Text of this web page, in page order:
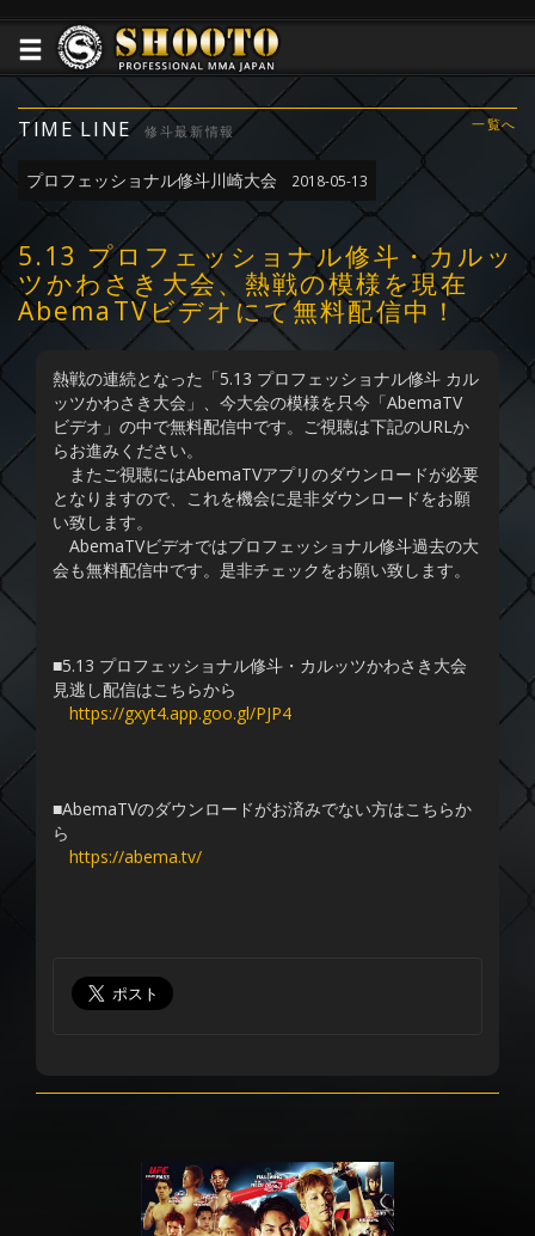
TIME LINE 修斗最新情報 一覧へ
プロフェッショナル修斗川崎大会 2018-05-13
5.13 プロフェッショナル修斗・カルッ
ツかわさき大会、熱戦の模様を現在
AbemaTVビデオにて無料配信中！
熱戦の連続となった「5.13 プロフェッショナル修斗 カル
ッツかわさき大会」、今大会の模様を只今「AbemaTV
ビデオ」の中で無料配信中です。ご視聴は下記のURLか
らお進みください。
またご視聴にはAbemaTVアプリのダウンロードが必要
となりますので、これを機会に是非ダウンロードをお願
い致します。
AbemaTVビデオではプロフェッショナル修斗過去の大
会も無料配信中です。是非チェックをお願い致します。
■5.13 プロフェッショナル修斗・カルッツかわさき大会
見逃し配信はこちらから
https://gxyt4.app.goo.gl/PJP4
■AbemaTVのダウンロードがお済みでない方はこちらか
ら
https://abema.tv/